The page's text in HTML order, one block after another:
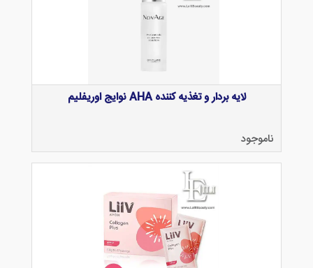
لایه بردار و تغذیه کننده AHA نوایج اوریفلیم
ناموجود